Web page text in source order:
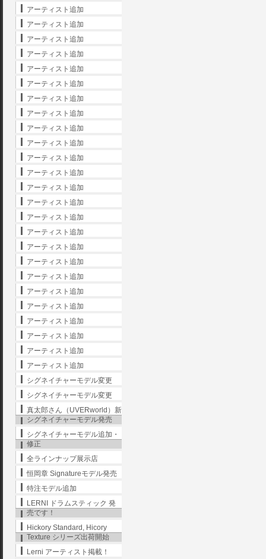
アーティスト追加
アーティスト追加
アーティスト追加
アーティスト追加
アーティスト追加
アーティスト追加
アーティスト追加
アーティスト追加
アーティスト追加
アーティスト追加
アーティスト追加
アーティスト追加
アーティスト追加
アーティスト追加
アーティスト追加
アーティスト追加
アーティスト追加
アーティスト追加
アーティスト追加
アーティスト追加
アーティスト追加
アーティスト追加
アーティスト追加
アーティスト追加
アーティスト追加
シグネイチャーモデル変更
シグネイチャーモデル変更
真太郎さん（UVERworld）新
シグネイチャーモデル発売
シグネイチャーモデル追加・
修正
全ラインナップ展示店
恒岡章 Signatureモデル発売
特注モデル追加
LERNI ドラムスティック 発
売です！
Hickory Standard, Hicory
Texture シリーズ出荷開始
Lerni アーティスト掲載！